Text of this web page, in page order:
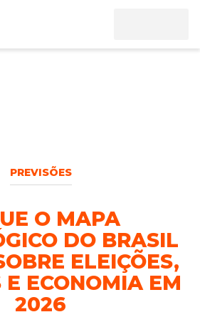
PREVISÕES
O MAPA
DO BRASIL
ELEIÇÕES,
E ECONOMIA EM
2026